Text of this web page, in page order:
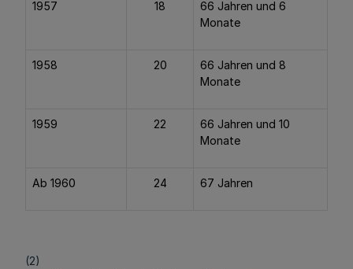
1957 18
66 Jahren und 6
Monate
1958 20
66 Jahren und 8
Monate
1959 22
66 Jahren und 10
Monate
Ab 1960 24 67 Jahren
(2)